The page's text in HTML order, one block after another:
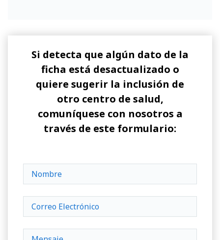
Si detecta que algún dato de la
ficha está desactualizado o
quiere sugerir la inclusión de
otro centro de salud,
comuníquese con nosotros a
través de este formulario: